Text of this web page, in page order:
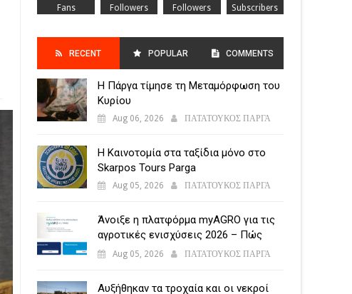
Fans Followers Followers Subscribers
RECENT POPULAR
POSTS
COMMENTS
Η Πάργα τίμησε τη Μεταμόρφωση του
Κυρίου
Aug 06, 2026 ΠΑΤΑΤΟΥΚΟΣ ΠΑΡΓΑ
Η Καινοτομία στα ταξίδια μόνο στο
Skarpos Tours Parga
Aug 05, 2026 ΠΑΤΑΤΟΥΚΟΣ ΠΑΡΓΑ
Άνοιξε η πλατφόρμα myAGRO για τις
αγροτικές ενισχύσεις 2026 – Πώς
υποβάλλεται η Ενιαία Αίτηση
Aug 05, 2026 ΠΑΤΑΤΟΥΚΟΣ ΠΑΡΓΑ
Αυξήθηκαν τα τροχαία και οι νεκροί